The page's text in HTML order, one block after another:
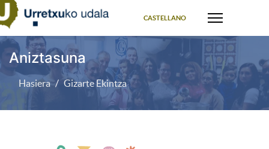
CASTELLANO
Aniztasuna
Hasiera Gizarte Ekintza